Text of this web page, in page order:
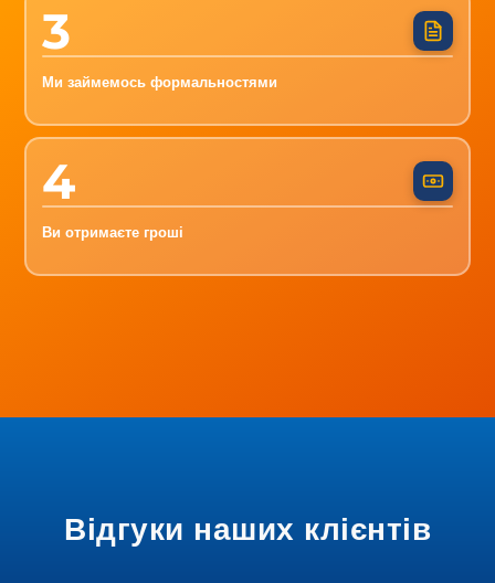
3
Ми займемось формальностями
4
Ви отримаєте гроші
Відгуки наших клієнтів